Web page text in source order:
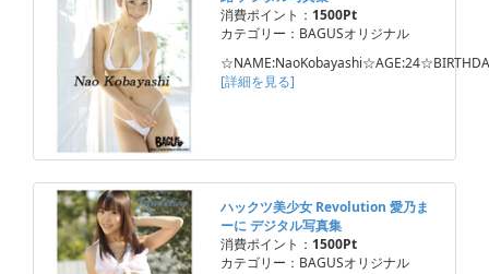
消費ポイント： 1500Pt
カテゴリー：BAGUSオリジナル
[詳細を見る]
ハックツ美少女 Revolution 愛乃ま
ーに デジタル写真集
消費ポイント： 1500Pt
カテゴリー：BAGUSオリジナル